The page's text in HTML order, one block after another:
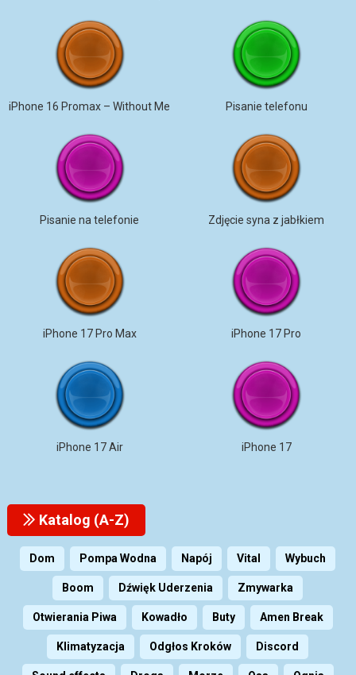
iPhone 16 Promax – Without Me Pisanie telefonu
Pisanie na telefonie Zdjęcie syna z jabłkiem
iPhone 17 Pro Max iPhone 17 Pro
iPhone 17 Air iPhone 17
Katalog (A-Z)
Dom Pompa Wodna Napój Vital Wybuch
Boom Dźwięk Uderzenia Zmywarka
Otwierania Piwa Kowadło Buty Amen Break
Klimatyzacja Odgłos Kroków Discord